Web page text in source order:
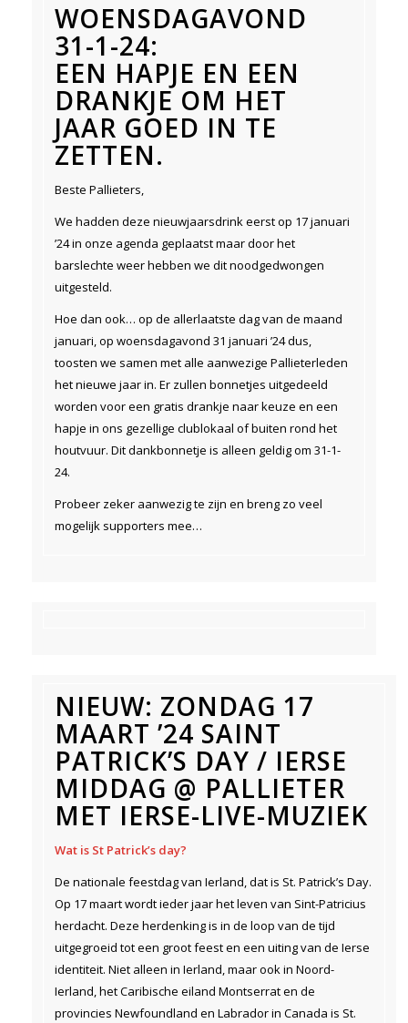
WOENSDAGAVOND
31-1-24:
EEN HAPJE EN EEN
DRANKJE OM HET
JAAR GOED IN TE
ZETTEN.
Beste Pallieters,
We hadden deze nieuwjaarsdrink eerst op 17 januari
’24 in onze agenda geplaatst maar door het
barslechte weer hebben we dit noodgedwongen
uitgesteld.
Hoe dan ook… op de allerlaatste dag van de maand
januari, op woensdagavond 31 januari ’24 dus,
toosten we samen met alle aanwezige Pallieterleden
het nieuwe jaar in. Er zullen bonnetjes uitgedeeld
worden voor een gratis drankje naar keuze en een
hapje in ons gezellige clublokaal of buiten rond het
houtvuur. Dit dankbonnetje is alleen geldig om 31-1-
24.
Probeer zeker aanwezig te zijn en breng zo veel
mogelijk supporters mee…
NIEUW: ZONDAG 17
MAART ’24 SAINT
PATRICK’S DAY / IERSE
MIDDAG @ PALLIETER
MET IERSE-LIVE-MUZIEK
Wat is St Patrick’s day?
De nationale feestdag van Ierland, dat is St. Patrick’s Day.
Op 17 maart wordt ieder jaar het leven van Sint-Patricius
herdacht. Deze herdenking is in de loop van de tijd
uitgegroeid tot een groot feest en een uiting van de Ierse
identiteit. Niet alleen in Ierland, maar ook in Noord-
Ierland, het Caribische eiland Montserrat en de
provincies Newfoundland en Labrador in Canada is St.